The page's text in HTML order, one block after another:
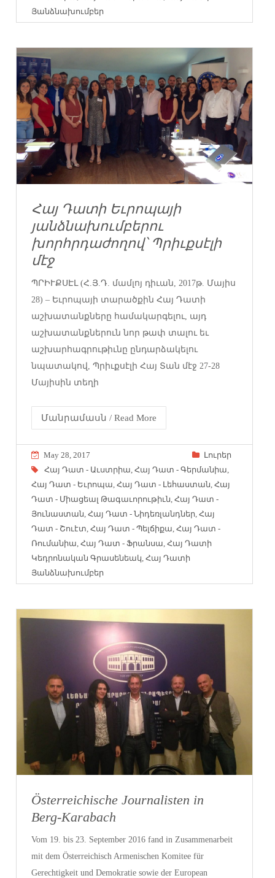
Յանձնախումբեր
Հայ Դատի Եւրոպայի
յանձնախումբերու
խորհրդաժողով՝ Պրիւքսէլի
մէջ
ՊՐԻՒՔՍԷԼ (Հ.Յ.Դ. մամլոյ դիւան, 2017թ. Մայիս
28) – Եւրոպայի տարածքին Հայ Դատի
աշխատանքները համակարգելու, այդ
աշխատանքներուն նոր թափ տալու եւ
աշխարհագրութիւնը ընդարձակելու
նպատակով, Պրիւքսէլի Հայ Տան մէջ 27-28
Մայիսին տեղի
Մանրամասն / Read More
May 28, 2017
Լուրեր
Հայ Դատ - Աւստրիա ,Հայ Դատ - Գերմանիա
Հայ Դատ - Եւրոպա ,Հայ Դատ - Լեհաստան ,Հայ
Դատ - Միացեալ Թագաւորութիւն ,Հայ Դատ -
Յունաստան ,Հայ Դատ - Նիդեռլանդներ ,Հայ
Դատ - Շուէտ ,Հայ Դատ - Պելճիքա ,Հայ Դատ -
Ռումանիա ,Հայ Դատ - Ֆրանսա ,Հայ Դատի
Կեդրոնական Գրասենեակ ,Հայ Դատի
Յանձնախումբեր
Österreichische Journalisten in
Berg-Karabach
Vom 19. bis 23. September 2016 fand in Zusammenarbeit
mit dem Österreichisch Armenischen Komitee für
Gerechtigkeit und Demokratie sowie der European